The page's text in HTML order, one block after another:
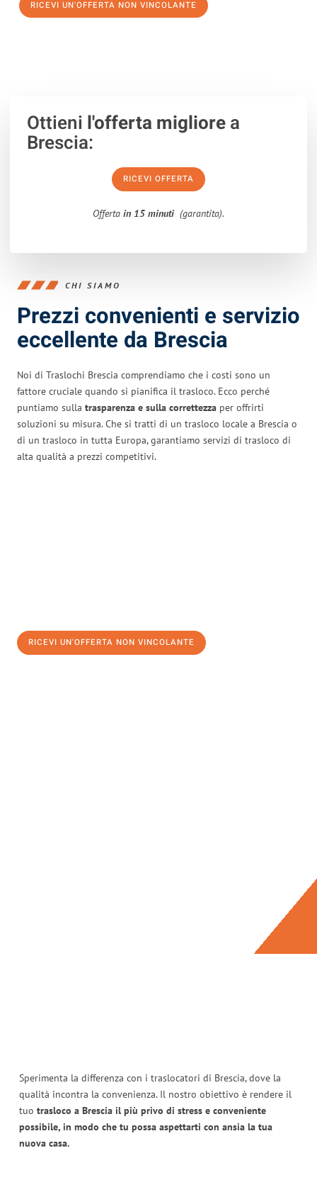
RICEVI UN'OFFERTA NON VINCOLANTE
Ottieni l'offerta migliorea
Brescia:
RICEVI OFFERTA
Offerta in 15 minuti (garantita).
CHI SIAMO
Prezzi convenienti e servizio
eccellente da Brescia
Noi di Traslochi Brescia comprendiamo che i costi sono un
fattore cruciale quando si pianifica il trasloco. Ecco perché
puntiamo sulla trasparenza e sulla correttezza per offrirti
soluzioni su misura. Che si tratti di un trasloco locale a Brescia o
di un trasloco in tutta Europa, garantiamo servizi di trasloco di
alta qualità a prezzi competitivi.
RICEVI UN'OFFERTA NON VINCOLANTE
Sperimenta la differenza con i traslocatori di Brescia, dove la
qualità incontra la convenienza. Il nostro obiettivo è rendere il
tuo trasloco a Brescia il più privo di stress e conveniente
possibile, in modo che tu possa aspettarti con ansia la tua
nuova casa.